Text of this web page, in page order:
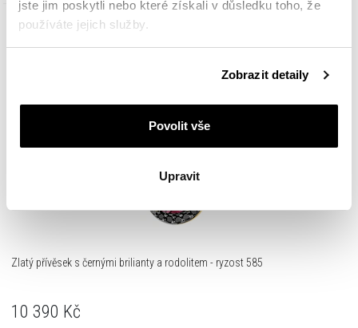
jste jim poskytli nebo které získali v důsledku toho, že
používáte jejich služby.
Zásadách ochrany osobních údajů
Zobrazit detaily
Povolit vše
Upravit
Zlato 585
Zlatý přívěsek s černými brilianty a rodolitem - ryzost 585
10 390 Kč